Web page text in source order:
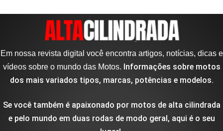
Em nossa revista digital você encontra artigos, notícias, dicas e
vídeos sobre o mundo das Motos. Informações sobre motos
dos mais variados tipos, marcas, potências e modelos.
Se você também é apaixonado por motos de alta cilindrada
e pelo mundo em duas rodas de modo geral, aqui é o seu